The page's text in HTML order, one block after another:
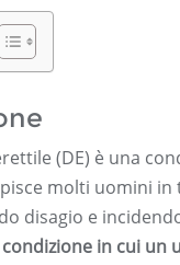
(DE) è una
molti uomini in
disagio e
condizione in cui un